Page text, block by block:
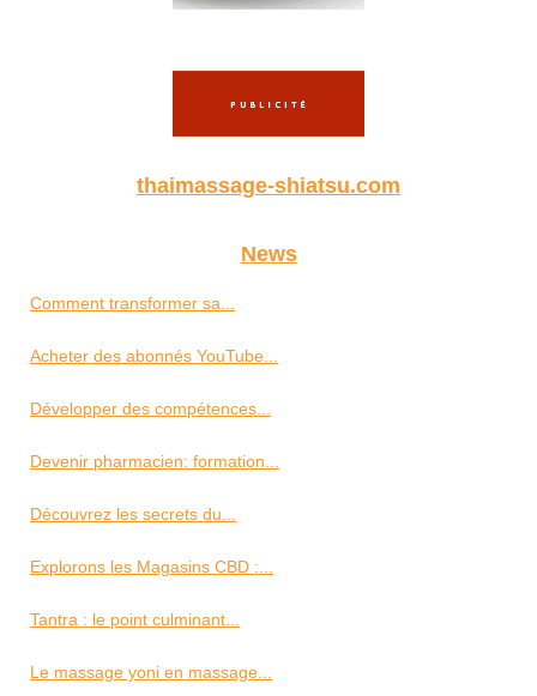
thaimassage-shiatsu.com
News
Comment transformer sa...
Acheter des abonnés YouTube...
Développer des compétences...
Devenir pharmacien: formation...
Découvrez les secrets du...
Explorons les Magasins CBD :...
Tantra : le point culminant...
Le massage yoni en massage...